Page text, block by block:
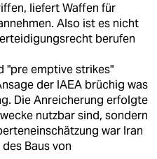
liefert Waffen für
Also ist es nicht
berufen
"pre emptive strikes"
der IAEA brüchig was
Die Anreicherung erfolgte
nutzbar sind, sondern
war Iran
Baus von